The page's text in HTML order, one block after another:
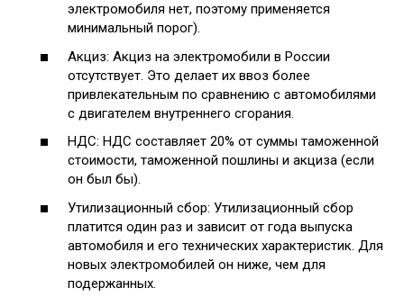
электромобиля нет, поэтому применяется
минимальный порог).
Акциз: Акциз на электромобили в России
отсутствует. Это делает их ввоз более
привлекательным по сравнению с автомобилями
с двигателем внутреннего сгорания.
НДС: НДС составляет 20% от суммы таможенной
стоимости, таможенной пошлины и акциза (если
он был бы).
Утилизационный сбор: Утилизационный сбор
платится один раз и зависит от года выпуска
автомобиля и его технических характеристик. Для
новых электромобилей он ниже, чем для
подержанных.